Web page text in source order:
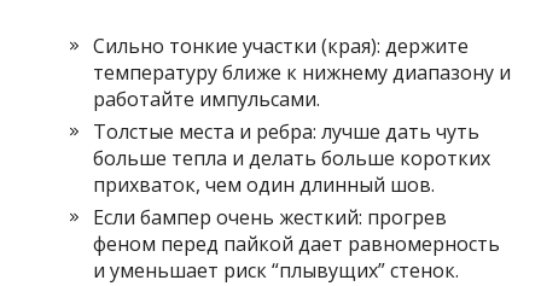
Сильно тонкие участки (края): держите
температуру ближе к нижнему диапазону и
работайте импульсами.
Толстые места и ребра: лучше дать чуть
больше тепла и делать больше коротких
прихваток, чем один длинный шов.
Если бампер очень жесткий: прогрев
феном перед пайкой дает равномерность
и уменьшает риск “плывущих” стенок.